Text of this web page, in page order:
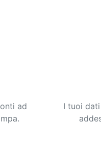
ad
I tuoi